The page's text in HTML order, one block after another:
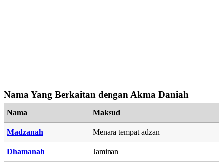
Nama Yang Berkaitan dengan Akma Daniah
Nama Maksud
Madzanah Menara tempat adzan
Dhamanah Jaminan